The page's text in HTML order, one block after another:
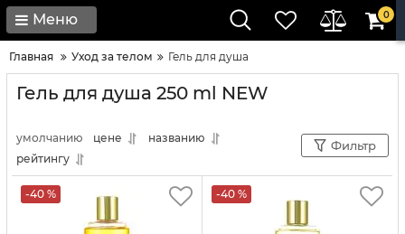
Меню 0
Главная Уход за телом Гель для душа
Гель для душа 250 ml NEW
умолчанию цене
названию
рейтингу
Фильтр
-40 % -40 %